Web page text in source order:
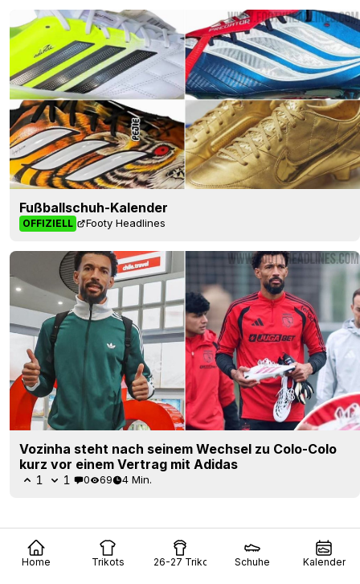
Home Trikots 26-27 Trikots Schuhe Kalender
Fußballschuh-Kalender
OFFIZIELL Footy Headlines
Vozinha steht nach seinem Wechsel zu Colo-Colo
kurz vor einem Vertrag mit Adidas
1 1 0 69 4 Min.